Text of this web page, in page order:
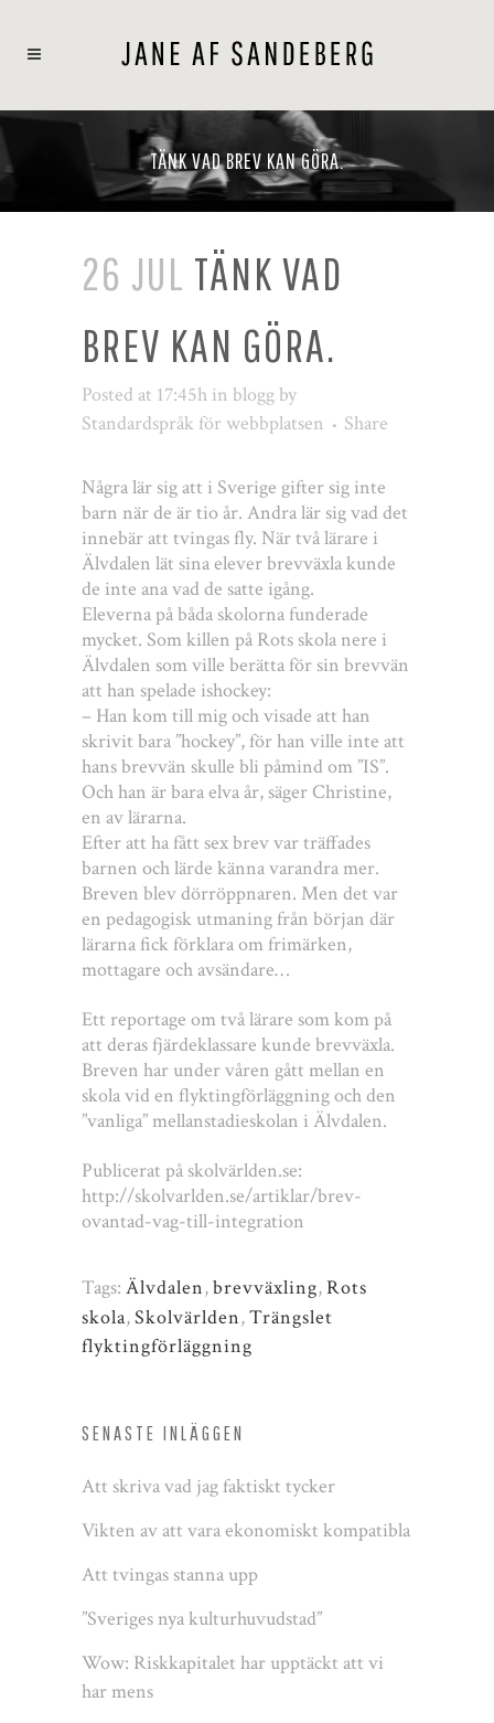
TÄNK VAD BREV KAN GÖRA.
26 JUL TÄNK VAD
BREV KAN GÖRA.
Posted at 17:45h in bloggby
Standardspråk för webbplatsen
Share
Några lär sig att i Sverige gifter sig inte
barn när de är tio år. Andra lär sig vad det
innebär att tvingas fly. När två lärare i
Älvdalen lät sina elever brevväxla kunde
de inte ana vad de satte igång.
Eleverna på båda skolorna funderade
mycket. Som killen på Rots skola nere i
Älvdalen som ville berätta för sin brevvän
att han spelade ishockey:
– Han kom till mig och visade att han
skrivit bara ”hockey”, för han ville inte att
hans brevvän skulle bli påmind om ”IS”.
Och han är bara elva år, säger Christine,
en av lärarna.
Efter att ha fått sex brev var träffades
barnen och lärde känna varandra mer.
Breven blev dörröppnaren. Men det var
en pedagogisk utmaning från början där
lärarna fick förklara om frimärken,
mottagare och avsändare…
Ett reportage om två lärare som kom på
att deras fjärdeklassare kunde brevväxla.
Breven har under våren gått mellan en
skola vid en flyktingförläggning och den
”vanliga” mellanstadieskolan i Älvdalen.
Publicerat på skolvärlden.se:
http://skolvarlden.se/artiklar/brev-
ovantad-vag-till-integration
Tags: Älvdalen,brevväxling,Rots
skola,Skolvärlden,Trängslet
flyktingförläggning
SENASTE INLÄGGEN
Att skriva vad jag faktiskt tycker
Vikten av att vara ekonomiskt kompatibla
Att tvingas stanna upp
”Sveriges nya kulturhuvudstad”
Wow: Riskkapitalet har upptäckt att vi
har mens